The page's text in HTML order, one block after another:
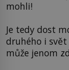
mohli!
Je tedy dost
druhého i
může jenom